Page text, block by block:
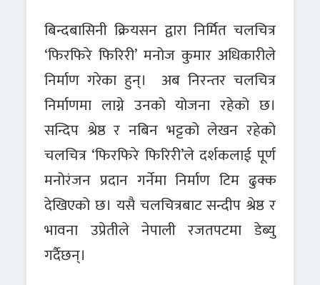
बिन्दबासिनी क्रियसन द्वारा निर्मित चलचित्र
‘फिरफिरे फिरिरी’ मनोज कुमार अधिकारीले
निर्माण गरेका हुन्। अब निरन्तर चलचित्र
निर्माणमा लाग्ने उनको योजना रहेको छ।
सन्दिप श्रेष्ठ र नबिन भट्टको लेखन रहेको
चलचित्र ‘फिरफिरे फिरिरी’ले दर्शकलाई पूर्ण
मनोरंजन प्रदान गर्नेमा निर्माण टिम ढुक्क
देखिएको छ। यसै चलचित्रबाट सन्दीप श्रेष्ठ र
भावना उप्रेतीले नेपाली रजतपटमा डेब्यु
गर्दैछन्।